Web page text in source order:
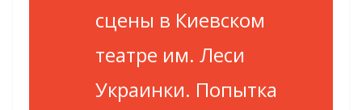
сцены в Киевском
театре им. Леси
Украинки. Попытка